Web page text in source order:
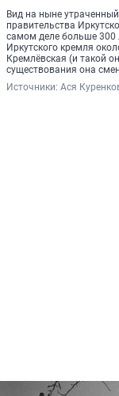
Вид на ныне
правительства
самом деле больше 300
Иркутского кремля
Кремлёвская (и такой
существования она
Источники: Ася